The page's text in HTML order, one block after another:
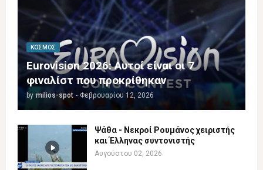
ΚΌΣΜΟΣ
Eurovision 2026: Αυτοί είναι οι 7
φιναλίστ που προκρίθηκαν
by milios-spot - Φεβρουαρίου 12, 2026
Ψάθα - Νεκροί Ρουμάνος χειριστής
και Έλληνας συντονιστής
Αυγούστου 02, 2026